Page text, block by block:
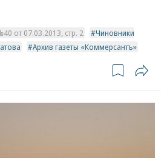
от 07.03.2013, стр. 2
Чиновники
Архив газеты «Коммерсантъ»